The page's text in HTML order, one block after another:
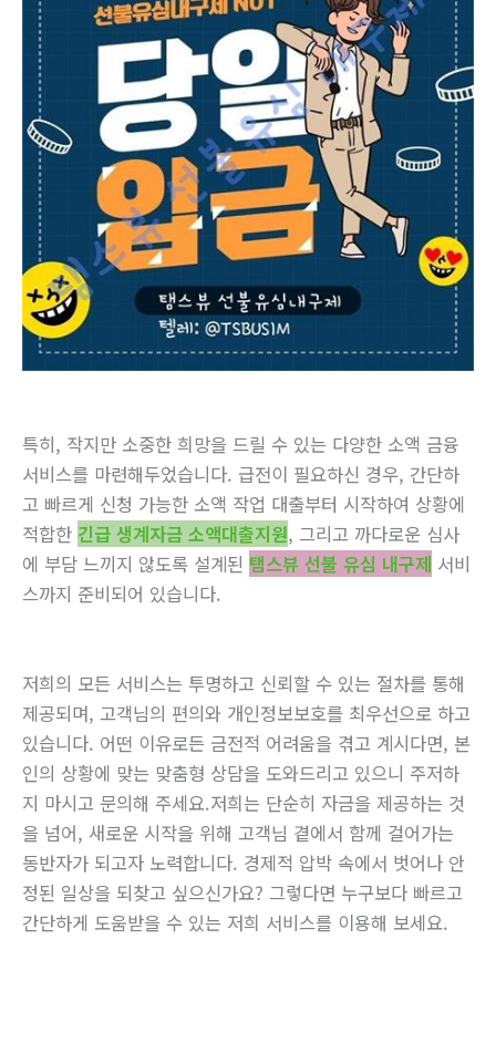
특히, 작지만 소중한 희망을 드릴 수 있는 다양한 소액 금융
서비스를 마련해두었습니다. 급전이 필요하신 경우, 간단하
고 빠르게 신청 가능한 소액 작업 대출부터 시작하여 상황에
적합한 긴급 생계자금 소액대출지원, 그리고 까다로운 심사
에 부담 느끼지 않도록 설계된 탬스뷰 선불 유심 내구제 서비
스까지 준비되어 있습니다.
저희의 모든 서비스는 투명하고 신뢰할 수 있는 절차를 통해
제공되며, 고객님의 편의와 개인정보보호를 최우선으로 하고
있습니다. 어떤 이유로든 금전적 어려움을 겪고 계시다면, 본
인의 상황에 맞는 맞춤형 상담을 도와드리고 있으니 주저하
지 마시고 문의해 주세요.저희는 단순히 자금을 제공하는 것
을 넘어, 새로운 시작을 위해 고객님 곁에서 함께 걸어가는
동반자가 되고자 노력합니다. 경제적 압박 속에서 벗어나 안
정된 일상을 되찾고 싶으신가요? 그렇다면 누구보다 빠르고
간단하게 도움받을 수 있는 저희 서비스를 이용해 보세요.